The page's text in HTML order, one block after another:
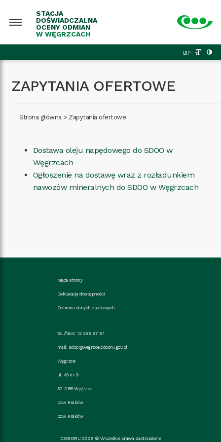
STACJA
DOŚWIADCZALNA
OCENY ODMIAN
W WĘGRZCACH
BIP
ZAPYTANIA OFERTOWE
Strona główna> Zapytania ofertowe
Dostawa oleju napędowego do SDOO w
Węgrzcach
Ogłoszenie na dostawę wraz z rozładunkiem
nawozów mineralnych do SDOO w Węgrzcach
Mapa strony
Deklaracja dostępności
Ochrona danych osobowych
tel./faks: 12 285 87 81
mail: sdoo@wegrzce.coboru.gov.pl
Węgrzce
ul. A5 nr 9
32-086 Węgrzce
pow. Kraków
pow. Kraków
COBORU 2026 © Wszelkie prawa zastrzeżone